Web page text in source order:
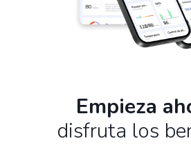
Empieza
disfruta los